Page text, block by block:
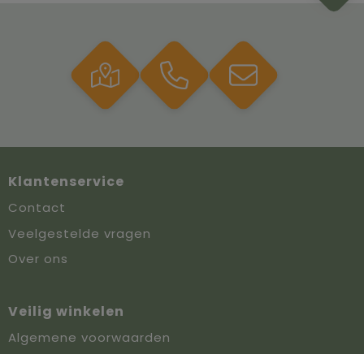
Klantenservice
Contact
Veelgestelde vragen
Over ons
Veilig winkelen
Algemene voorwaarden